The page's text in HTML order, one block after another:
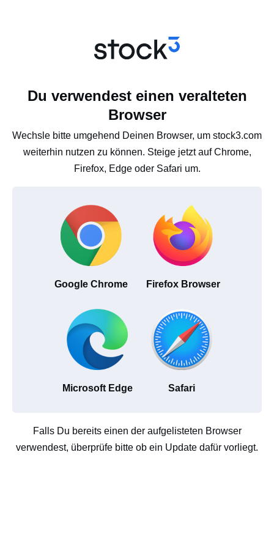
Du verwendest einen veralteten
Browser
Wechsle bitte umgehend Deinen Browser, um stock3.com
weiterhin nutzen zu können. Steige jetzt auf Chrome,
Firefox, Edge oder Safari um.
Google Chrome Firefox Browser
Microsoft Edge Safari
Falls Du bereits einen der aufgelisteten Browser
verwendest, überprüfe bitte ob ein Update dafür vorliegt.